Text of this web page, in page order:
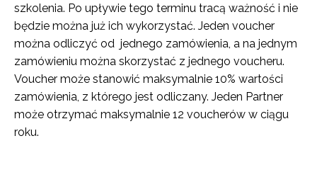
szkolenia. Po upływie tego terminu tracą ważność i nie
będzie można już ich wykorzystać. Jeden voucher
można odliczyć od jednego zamówienia, a na jednym
zamówieniu można skorzystać z jednego voucheru.
Voucher może stanowić maksymalnie 10% wartości
zamówienia, z którego jest odliczany. Jeden Partner
może otrzymać maksymalnie 12 voucherów w ciągu
roku.